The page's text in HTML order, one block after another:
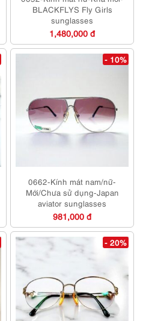
BLACKFLYS Fly Girls
sunglasses
1,480,000 đ
- 10%
0662-Kính mát nam/nữ-
Mới/Chưa sử dụng-Japan
aviator sunglasses
981,000 đ
- 20%